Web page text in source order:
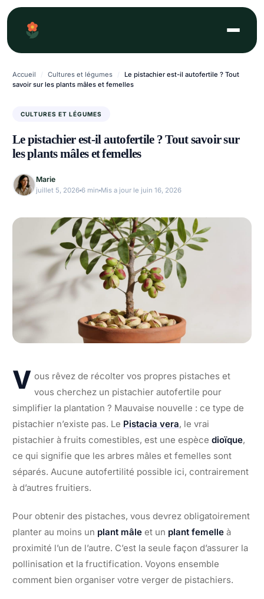
Aller
contenu
Accueil / Cultures et légumes /
Le pistachier est-il autofertile ? Tout
savoir sur les plants mâles et femelles
CULTURES ET LÉGUMES
Le pistachier est-il autofertile ? Tout savoir sur
les plants mâles et femelles
Marie
juillet 5, 2026 6 min Mis a jour le juin 16, 2026
V ous rêvez de récolter vos propres pistaches et
vous cherchez un pistachier autofertile pour
simplifier la plantation ? Mauvaise nouvelle : ce type de
pistachier n’existe pas. Le Pistacia vera, le vrai
pistachier à fruits comestibles, est une espèce dioïque,
ce qui signifie que les arbres mâles et femelles sont
séparés. Aucune autofertilité possible ici, contrairement
à d’autres fruitiers.
Pour obtenir des pistaches, vous devrez obligatoirement
planter au moins un plant mâle et un plant femelle à
proximité l’un de l’autre. C’est la seule façon d’assurer la
pollinisation et la fructification. Voyons ensemble
comment bien organiser votre verger de pistachiers.